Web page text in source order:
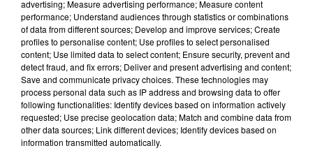
Lecture (1 min 14 sec)
100%
advertising; Measure advertising performance; Measure content
performance; Understand audiences through statistics or combinations
of data from different sources; Develop and improve services; Create
profiles to personalise content; Use profiles to select personalised
content; Use limited data to select content; Ensure security, prevent and
detect fraud, and fix errors; Deliver and present advertising and content;
Save and communicate privacy choices. These technologies may
process personal data such as IP address and browsing data to offer
following functionalities: Identify devices based on information actively
requested; Use precise geolocation data; Match and combine data from
other data sources; Link different devices; Identify devices based on
information transmitted automatically.